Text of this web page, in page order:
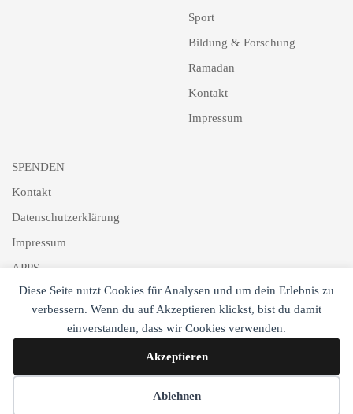
Diese Seite nutzt Cookies für Analysen und um dein Erlebnis zu
verbessern. Wenn du auf Akzeptieren klickst, bist du damit
einverstanden, dass wir Cookies verwenden.
Akzeptieren
Ablehnen
Sport
Bildung & Forschung
Ramadan
Kontakt
Impressum
SPENDEN
Kontakt
Datenschutzerklärung
Impressum
APPS
Schlagworte
Copyright © DTJ Online 2017-2025. All Rights Reserved